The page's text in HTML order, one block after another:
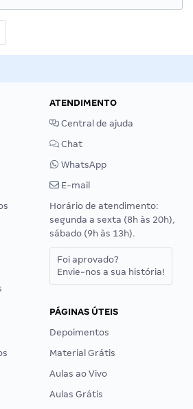
ATENDIMENTO
Central de ajuda
Chat
WhatsApp
E-mail
Horário de atendimento:
segunda a sexta (8h às 20h),
sábado (9h às 13h).
Foi aprovado?
Envie-nos a sua história!
PÁGINAS ÚTEIS
Depoimentos
Material Grátis
Aulas ao Vivo
Aulas Grátis